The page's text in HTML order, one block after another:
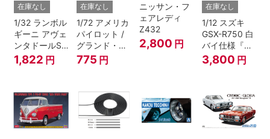
在庫なし
1/32 ランボル
ギーニ アヴェ
ンタドールS
パールレッド
1,822 円
在庫なし
1/72 アメリカ
パイロット /
グランド・ク
ルーセット
775 円
ニッサン・フ
ェアレディ
Z432
2,800 円
在庫なし
1/12 スズキ
GSX-R750 白
バイ仕様『逮
捕しちゃう
ぞ』
3,800 円